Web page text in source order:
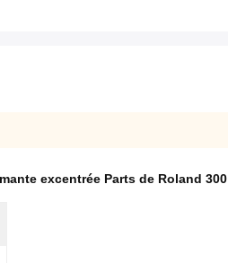
excentrée Parts de Roland 300